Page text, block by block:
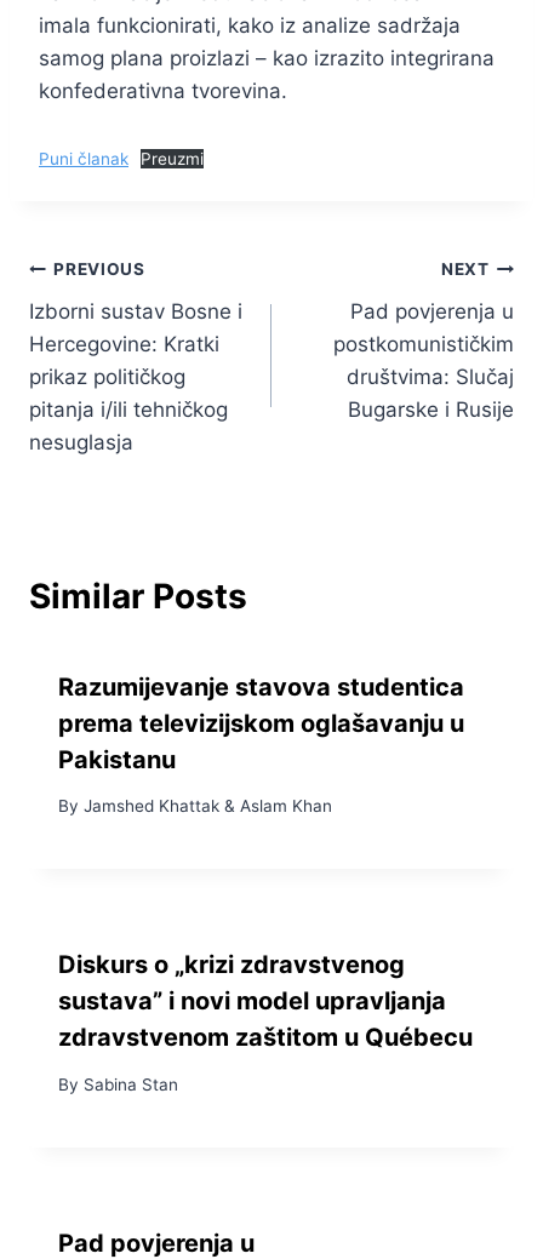
imala funkcionirati, kako iz analize sadržaja
samog plana proizlazi – kao izrazito integrirana
konfederativna tvorevina.
Puni članak Preuzmi
Navigacija
objava
PREVIOUS
Izborni sustav Bosne i
Hercegovine: Kratki
prikaz političkog
pitanja i/ili tehničkog
nesuglasja
NEXT
Pad povjerenja u
postkomunističkim
društvima: Slučaj
Bugarske i Rusije
Similar Posts
Razumijevanje stavova studentica
prema televizijskom oglašavanju u
Pakistanu
By Jamshed Khattak & Aslam Khan
Diskurs o „krizi zdravstvenog
sustava” i novi model upravljanja
zdravstvenom zaštitom u Québecu
By Sabina Stan
Pad povjerenja u